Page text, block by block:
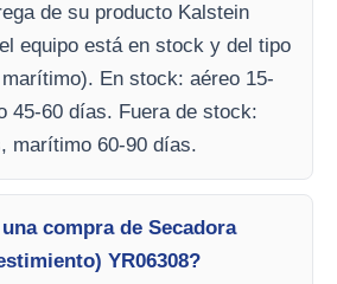
de su producto Kalstein
equipo está en stock y del tipo
En stock: aéreo 15-
45-60 días. Fuera de stock:
marítimo 60-90 días.
compra de Secadora
YR06308?